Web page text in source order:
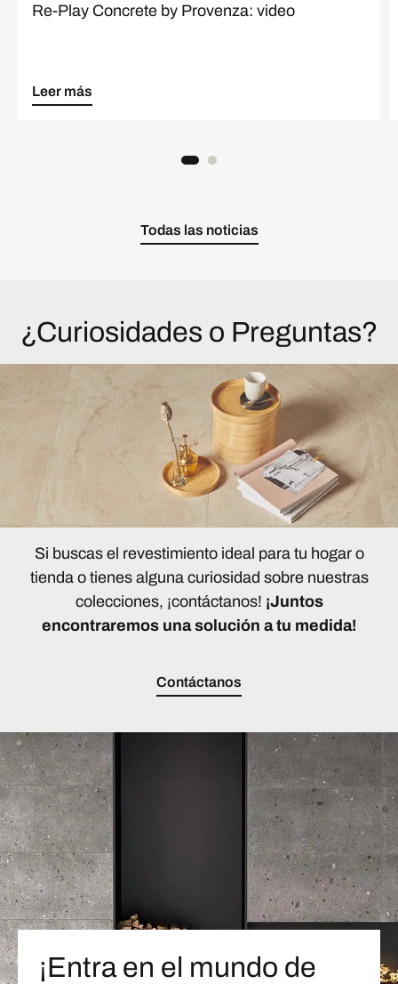
Re-Play Concrete by Provenza: video
Leer más
Todas las noticias
¿Curiosidades o Preguntas?
Si buscas el revestimiento ideal para tu hogar o
tienda o tienes alguna curiosidad sobre nuestras
colecciones, ¡contáctanos! ¡Juntos
encontraremos una solución a tu medida!
Contáctanos
¡Entra en el mundo de